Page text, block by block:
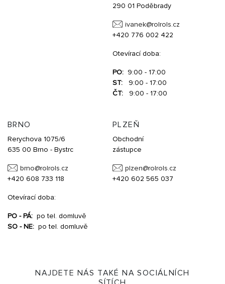
290 01 Poděbrady
ivanek@rolrols.cz
+420 776 002 422
Otevírací doba:
PO: 9:00 - 17:00
ST: 9:00 - 17:00
ČT: 9:00 - 17:00
BRNO
Rerychova 1075/6
635 00 Brno - Bystrc
brno@rolrols.cz
+420 608 733 118
Otevírací doba:
PO - PÁ: po tel. domluvě
SO - NE: po tel. domluvě
PLZEŇ
Obchodní
zástupce
plzen@rolrols.cz
+420 602 565 037
NAJDETE NÁS TAKÉ NA SOCIÁLNÍCH